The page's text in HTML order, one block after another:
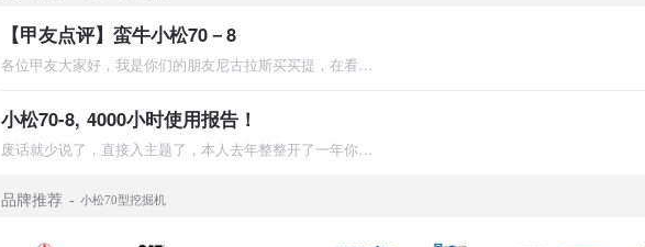
【甲友点评】蛮牛小松70－8
各位甲友大家好，我是你们的朋友尼古拉斯买买提，在看到新的一期
小松70-8, 4000小时使用报告！
废话就少说了，直接入主题了，本人去年整整开了一年你小松70-8，
品牌推荐 小松70型挖掘机